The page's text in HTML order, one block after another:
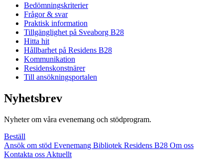
till
anki.hellberg@nkk.org
Bedömningskriterier
Frågor & svar
Praktisk information
Tillgänglighet på Sveaborg B28
Hitta hit
Hållbarhet på Residens B28
Kommunikation
Residenskonstnärer
Till ansökningsportalen
Nyhetsbrev
Nyheter om våra evenemang och stödprogram.
Beställ
Ansök om stöd Evenemang Bibliotek Residens B28 Om oss
Kontakta oss Aktuellt